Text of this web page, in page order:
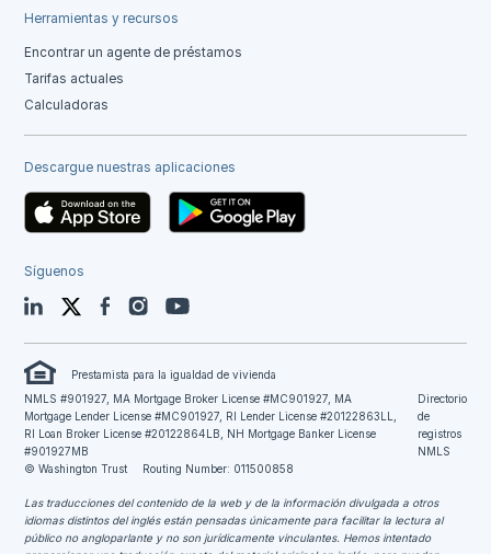
Herramientas y recursos
Encontrar un agente de préstamos
Tarifas actuales
Calculadoras
Descargue nuestras aplicaciones
Síguenos
LinkedIn TwitterFacebookInstagramYouTube
Prestamista para la igualdad de vivienda
NMLS #901927, MA Mortgage Broker License #MC901927, MA
Mortgage Lender License #MC901927, RI Lender License #20122863LL,
RI Loan Broker License #20122864LB, NH Mortgage Banker License
#901927MB
Directorio
de
registros
NMLS
© Washington Trust
Routing Number: 011500858
Las traducciones del contenido de la web y de la información divulgada a otros
idiomas distintos del inglés están pensadas únicamente para facilitar la lectura al
público no angloparlante y no son jurídicamente vinculantes. Hemos intentado